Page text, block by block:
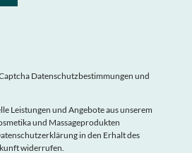
Datenschutzbestimmungen und
Leistungen und Angebote aus unserem
und Massageprodukten
in den Erhalt des
widerrufen.